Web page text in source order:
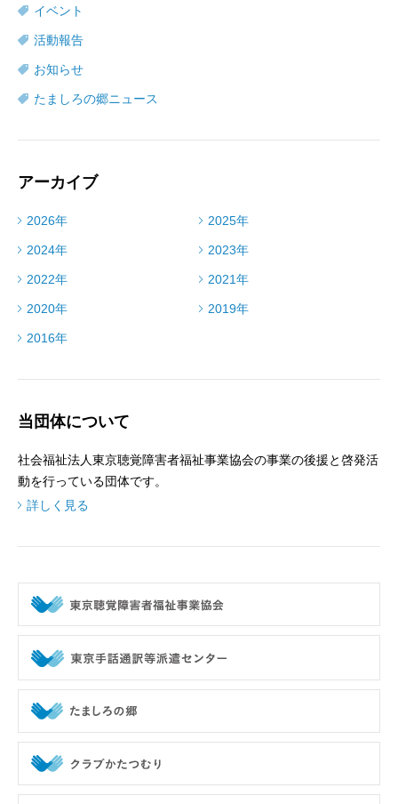
イベント
活動報告
お知らせ
たましろの郷ニュース
アーカイブ
2026年 2025年
2024年 2023年
2022年 2021年
2020年 2019年
2016年
当団体について
社会福祉法人東京聴覚障害者福祉事業協会の事業の後援と啓発活
動を行っている団体です。
詳しく見る